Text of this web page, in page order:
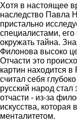
Хотя в настоящее
наследство Павла
пристально
специалистами,
окружать тайна.
Филонова высоко
Отчасти это
картин находится
считал себя
русский народ
отчасти - из-за
искусства, которая
менталитетом.